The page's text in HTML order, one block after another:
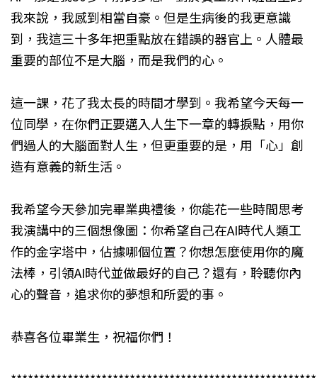
我來說，我感到相當自豪。但是生病後的我更意識
到，我這三十多年把重點放在錯誤的器官上。人體最
重要的部位不是大腦，而是我們的心。
這一課，花了我太長的時間才學到。我希望今天每一
位同學，在你們正要邁入人生下一章的轉捩點，用你
們過人的大腦面對人生，但更重要的是，用「心」創
造有意義的新生活。
我希望今天參加完畢業典禮後，你能花一些時間思考
我演講中的三個想像圖：你希望自己在AI時代人類工
作的金字塔中，佔據哪個位置？你想怎麼使用你的魔
法棒，引領AI時代並做最好的自己？還有，聆聽你內
心的聲音，追求你的夢想和所愛的事。
恭喜各位畢業生，祝福你們！